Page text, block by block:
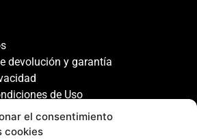
el consentimiento
cookies
devolución y garantía
de Uso